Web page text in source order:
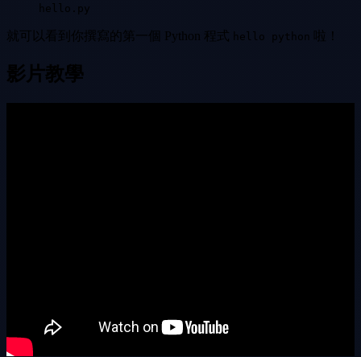
hello.py
就可以看到你撰寫的第一個 Python 程式 hello python 啦！
影片教學